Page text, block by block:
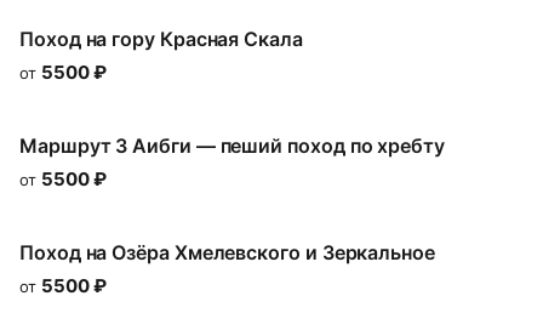
Поход на гору Красная Скала
от 5500₽
Маршрут 3 Аибги — пеший поход по хребту
от 5500₽
Поход на Озёра Хмелeвского и Зеркальное
от 5500₽